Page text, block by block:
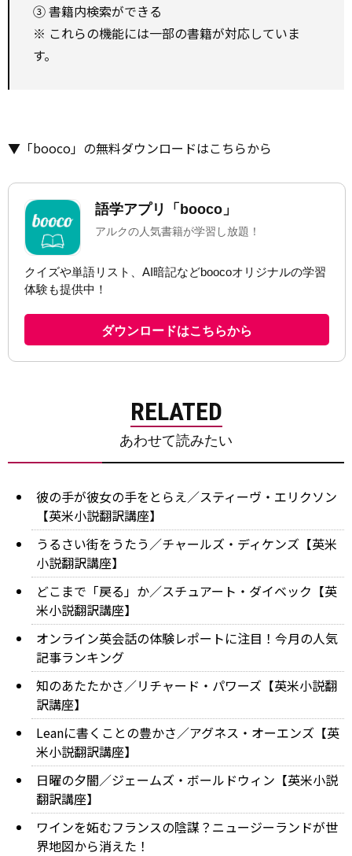
③ 書籍内検索ができる
※ これらの機能には一部の書籍が対応していま
す。
▼「booco」の無料ダウンロードはこちらから
RELATED
あわせて読みたい
彼の手が彼女の手をとらえ／スティーヴ・エリクソン
【英米小説翻訳講座】
うるさい街をうたう／チャールズ・ディケンズ【英米
小説翻訳講座】
どこまで「戻る」か／スチュアート・ダイベック【英
米小説翻訳講座】
オンライン英会話の体験レポートに注目！今月の人気
記事ランキング
知のあたたかさ／リチャード・パワーズ【英米小説翻
訳講座】
Leanに書くことの豊かさ／アグネス・オーエンズ【英
米小説翻訳講座】
日曜の夕闇／ジェームズ・ボールドウィン【英米小説
翻訳講座】
ワインを妬むフランスの陰謀？ニュージーランドが世
界地図から消えた！